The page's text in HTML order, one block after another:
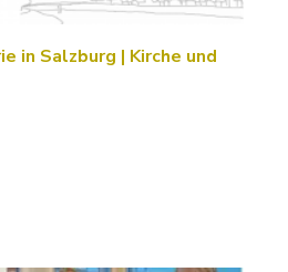
in Salzburg | Kirche und